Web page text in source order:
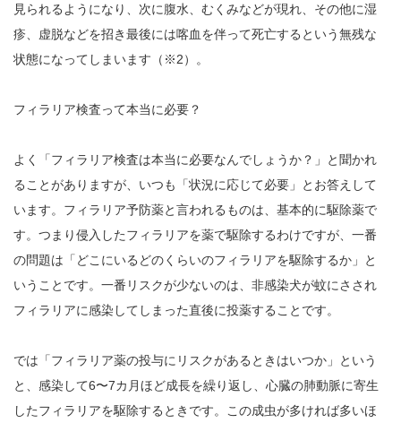
見られるようになり、次に腹水、むくみなどが現れ、その他に湿
疹、虚脱などを招き最後には喀血を伴って死亡するという無残な
状態になってしまいます（※2）。
フィラリア検査って本当に必要？
よく「フィラリア検査は本当に必要なんでしょうか？」と聞かれ
ることがありますが、いつも「状況に応じて必要」とお答えして
います。フィラリア予防薬と言われるものは、基本的に駆除薬で
す。つまり侵入したフィラリアを薬で駆除するわけですが、一番
の問題は「どこにいるどのくらいのフィラリアを駆除するか」と
いうことです。一番リスクが少ないのは、非感染犬が蚊にさされ
フィラリアに感染してしまった直後に投薬することです。
では「フィラリア薬の投与にリスクがあるときはいつか」という
と、感染して6〜7カ月ほど成長を繰り返し、心臓の肺動脈に寄生
したフィラリアを駆除するときです。この成虫が多ければ多いほ